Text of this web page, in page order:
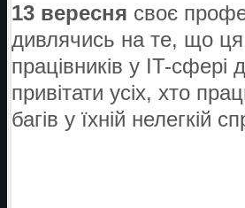
13 вересня своє
дивлячись на те, що ця
працівників у IT-сфері
привітати усіх, хто
багів у їхній нелегкій